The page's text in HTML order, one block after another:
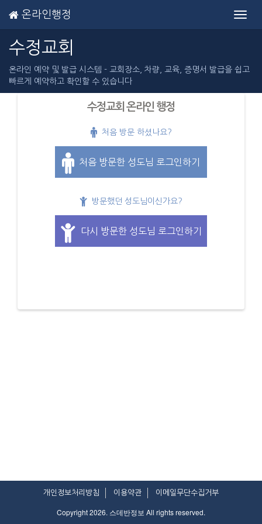
온라인행정
수정교회
온라인 예약 및 발급 시스템 - 교회장소, 차량, 교육, 증명서 발급을 쉽고
빠르게 예약하고 확인할 수 있습니다
수정교회 온라인 행정
처음 방문 하셨나요?
처음 방문한 성도님 로그인하기
방문했던 성도님이신가요?
다시 방문한 성도님 로그인하기
개인정보처리방침 이용약관 이메일무단수집거부
Copyright 2026. 스데반정보 All rights reserved.